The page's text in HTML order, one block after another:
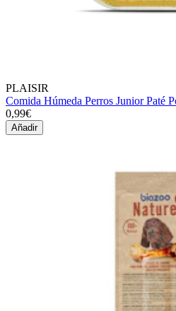
PLAISIR
Comida Húmeda Perros Junior Paté
0,99€
Añadir